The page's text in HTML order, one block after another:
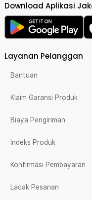
Download Aplikasi
Layanan Pelanggan
Bantuan
Klaim Garansi Produk
Biaya Pengiriman
Indeks Produk
Konfirmasi Pembayaran
Lacak Pesanan